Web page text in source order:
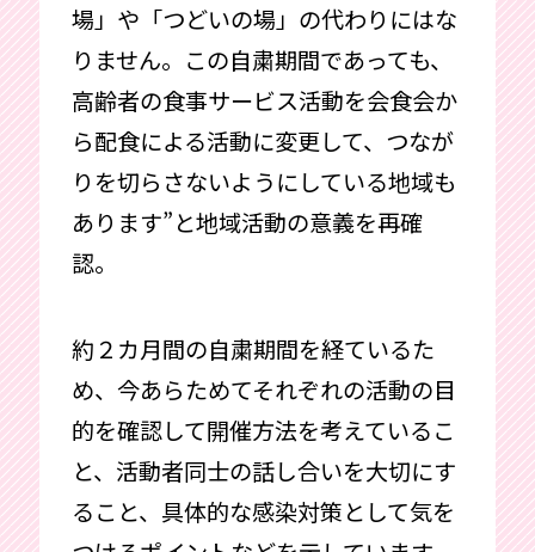
場」や「つどいの場」の代わりにはな
りません。この自粛期間であっても、
高齢者の食事サービス活動を会食会か
ら配食による活動に変更して、つなが
りを切らさないようにしている地域も
あります”と地域活動の意義を再確
認。
約２カ月間の自粛期間を経ているた
め、今あらためてそれぞれの活動の目
的を確認して開催方法を考えているこ
と、活動者同士の話し合いを大切にす
ること、具体的な感染対策として気を